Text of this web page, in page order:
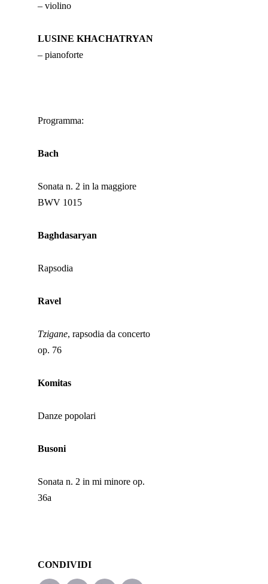
– violino
LUSINE KHACHATRYAN
– pianoforte
Programma:
Bach
Sonata n. 2 in la maggiore
BWV 1015
Baghdasaryan
Rapsodia
Ravel
Tzigane, rapsodia da concerto
op. 76
Komitas
Danze popolari
Busoni
Sonata n. 2 in mi minore op.
36a
CONDIVIDI